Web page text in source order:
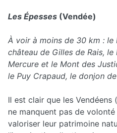
Les Épesses (Vendée)
À voir à moins de 30 km :
château de Gilles de Rais,
Mercure et le Mont des
le Puy Crapaud, le donjon
Il est clair que les Vendéens
ne manquent pas de
valoriser leur patrimoine